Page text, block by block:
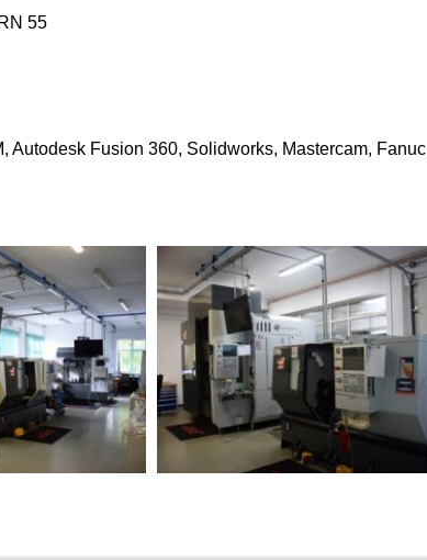
55
Autodesk Fusion 360, Solidworks, Mastercam, Fanuc